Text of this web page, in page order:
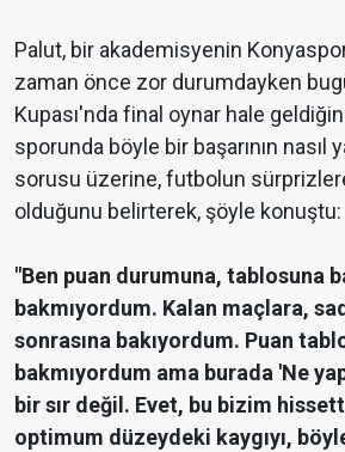
Palut, bir akademisyenin
zaman önce zor durumdayken
Kupası'nda final oynar hale
sporunda böyle bir başarının nasıl
sorusu üzerine, futbolun
olduğunu belirterek, şöyle konuştu:
"Ben puan durumuna, tablosuna
bakmıyordum. Kalan maçlara,
sonrasına bakıyordum. Puan
bakmıyordum ama burada 'Ne
bir sır değil. Evet, bu bizim
optimum düzeydeki kaygıyı,